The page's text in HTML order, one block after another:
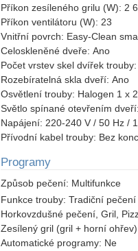
Příkon zesíleného grilu (W): 2
Příkon ventilátoru (W): 23
Vnitřní povrch: Easy-Clean
Celoskleněné dveře: Ano
Počet vrstev skel dvířek trouby:
Rozebíratelná skla dveří: Ano
Osvětlení trouby: Halogen 1 x
Světlo spínané otevřením dveří:
Napájení: 220-240 V / 50 Hz /
Přívodní kabel trouby: Bez
Programy
Způsob pečení: Multifunkce
Funkce trouby: Tradiční
Horkovzdušné pečení, Gril,
Zesílený gril (gril + horní
Automatické programy: Ne